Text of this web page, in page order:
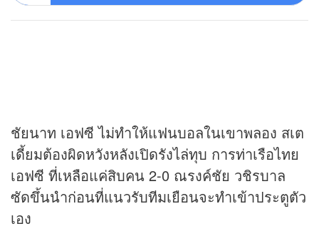
ชัยนาท เอฟซี ไม่ทำให้แฟนบอลในเขาพลอง สเต
เดี้ยมต้องผิดหวังหลังเปิดรังไล่ทุบ การท่าเรือไทย
เอฟซี ที่เหลือแค่สิบคน 2-0 ณรงค์ชัย วชิรบาล
ซัดขึ้นนำก่อนที่แนวรับทีมเยือนจะทำเข้าประตูตัว
เอง